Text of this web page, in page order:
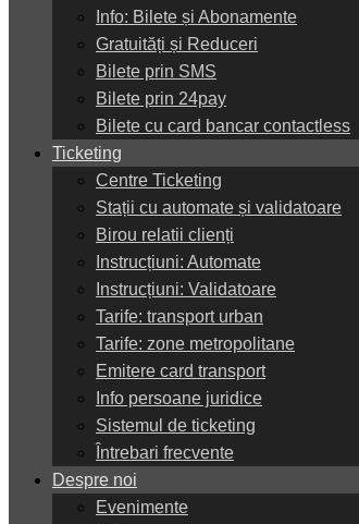
Info: Bilete și Abonamente
Gratuități și Reduceri
Bilete prin SMS
Bilete prin 24pay
Bilete cu card bancar contactless
Ticketing
Centre Ticketing
Stații cu automate și validatoare
Birou relatii clienți
Instrucțiuni: Automate
Instrucțiuni: Validatoare
Tarife: transport urban
Tarife: zone metropolitane
Emitere card transport
Info persoane juridice
Sistemul de ticketing
Întrebari frecvente
Despre noi
Evenimente